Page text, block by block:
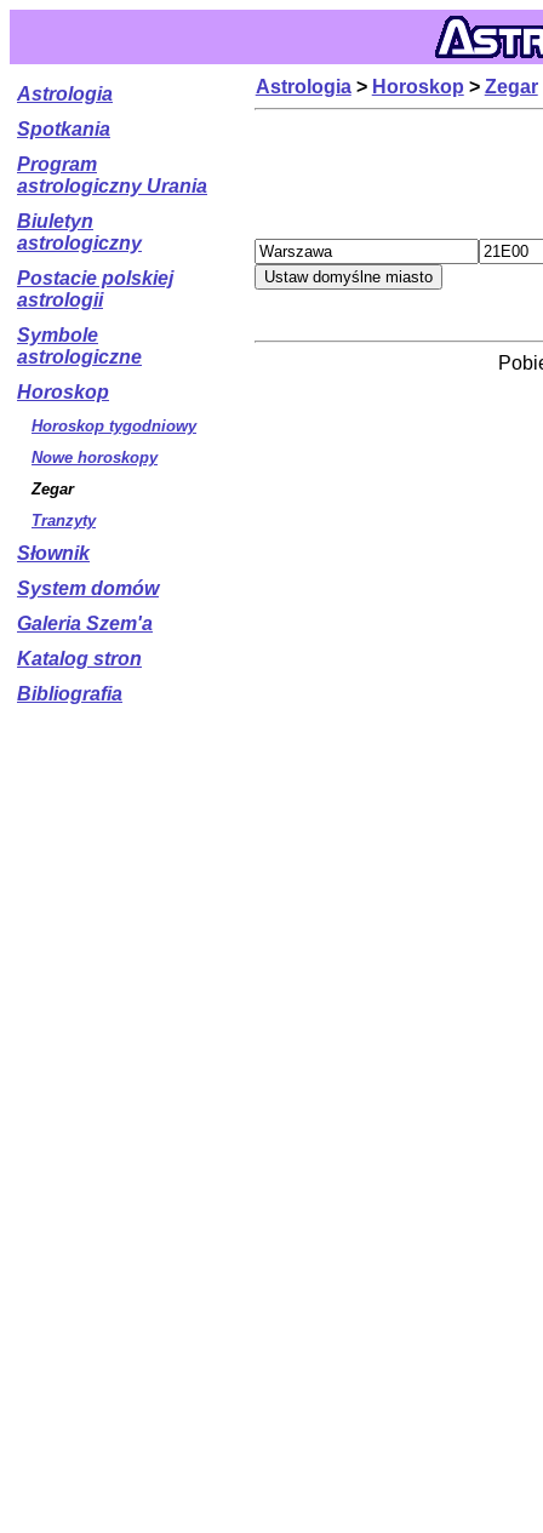
Astrologia
Spotkania
Program
astrologiczny Urania
Biuletyn
astrologiczny
Postacie polskiej
astrologii
Symbole
astrologiczne
Horoskop
Horoskop tygodniowy
Nowe horoskopy
Zegar
Tranzyty
Słownik
System domów
Galeria Szem'a
Katalog stron
Bibliografia
Astrologia> Horoskop > Zegar